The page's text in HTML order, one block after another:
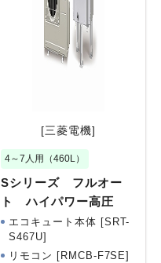
[三菱電機]
4～7人用（460L）
Sシリーズ フルオー
ト ハイパワー高圧
エコキュート本体 [SRT-
S467U]
リモコン [RMCB-F7SE]